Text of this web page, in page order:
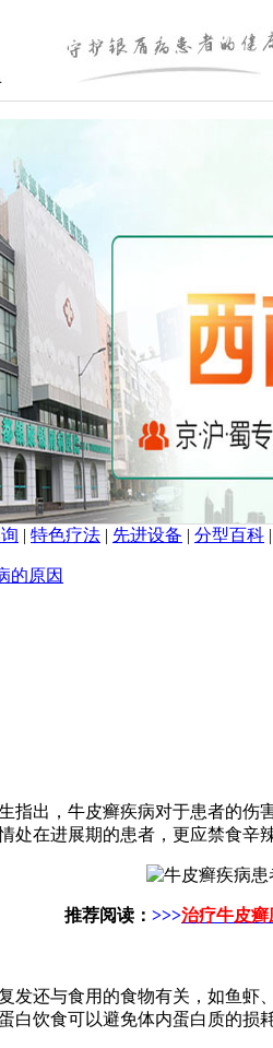
| 特色疗法 | 先进设备 | 分型百科 |
的原因
指出，牛皮癣疾病对于患者的伤
在进展期的患者，更应禁食辛
推荐阅读： >>>治疗牛皮
发还与食用的食物有关，如鱼
饮食可以避免体内蛋白质的损